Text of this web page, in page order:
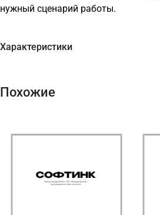
нужный сценарий работы.
Характеристики
Похожие